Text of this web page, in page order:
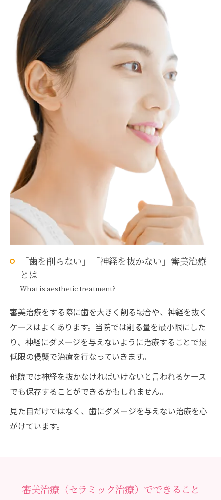
「歯を削らない」「神経を抜かない」審美治療
とは
What is aesthetic treatment?
審美治療をする際に歯を大きく削る場合や、神経を抜く
ケースはよくあります。当院では削る量を最小限にした
り、神経にダメージを与えないように治療することで最
低限の侵襲で治療を行なっていきます。
他院では神経を抜かなければいけないと言われるケース
でも保存することができるかもしれません。
見た目だけではなく、歯にダメージを与えない治療を心
がけています。
審美治療（セラミック治療）でできること